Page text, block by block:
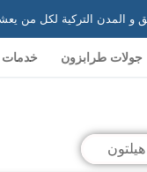
جولات طرابزون خدمات